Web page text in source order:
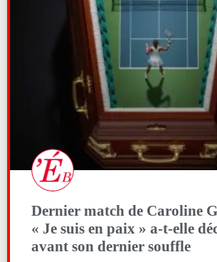
Dernier match de Caroline
« Je suis en paix » a-t-elle
avant son dernier souffle